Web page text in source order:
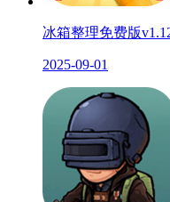
冰箱整理免费版
2025-09-01